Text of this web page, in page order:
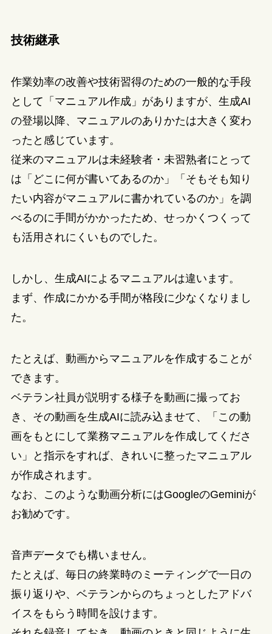
技術継承
作業効率の改善や技術習得のための一般的な手段
として「マニュアル作成」がありますが、生成AI
の登場以降、マニュアルのありかたは大きく変わ
ったと感じています。
従来のマニュアルは未経験者・未習熟者にとって
は「どこに何が書いてあるのか」「そもそも知り
たい内容がマニュアルに書かれているのか」を調
べるのに手間がかかったため、せっかくつくって
も活用されにくいものでした。
しかし、生成AIによるマニュアルは違います。
まず、作成にかかる手間が格段に少なくなりまし
た。
たとえば、動画からマニュアルを作成することが
できます。
ベテラン社員が説明する様子を動画に撮ってお
き、その動画を生成AIに読み込ませて、「この動
画をもとにして業務マニュアルを作成してくださ
い」と指示をすれば、きれいに整ったマニュアル
が作成されます。
なお、このような動画分析にはGoogleのGeminiが
お勧めです。
音声データでも構いません。
たとえば、毎日の終業時のミーティングで一日の
振り返りや、ベテランからのちょっとしたアドバ
イスをもらう時間を設けます。